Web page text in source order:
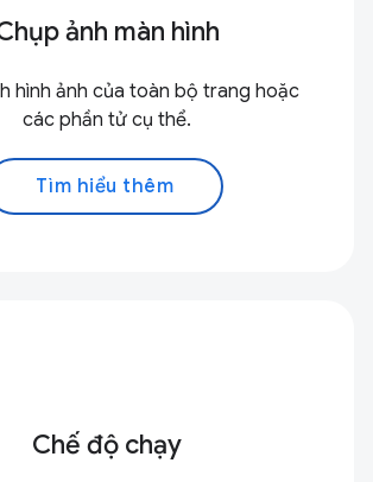
ảnh màn hình
hình ảnh của toàn bộ trang hoặc
các phần tử cụ thể.
Tìm hiểu thêm
Chế độ chạy